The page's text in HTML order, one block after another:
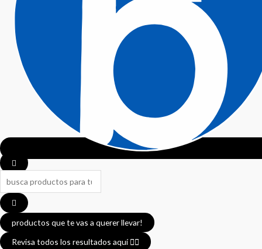
productos que te vas a querer llevar!
Revisa todos los resultados aquí 👈🏼